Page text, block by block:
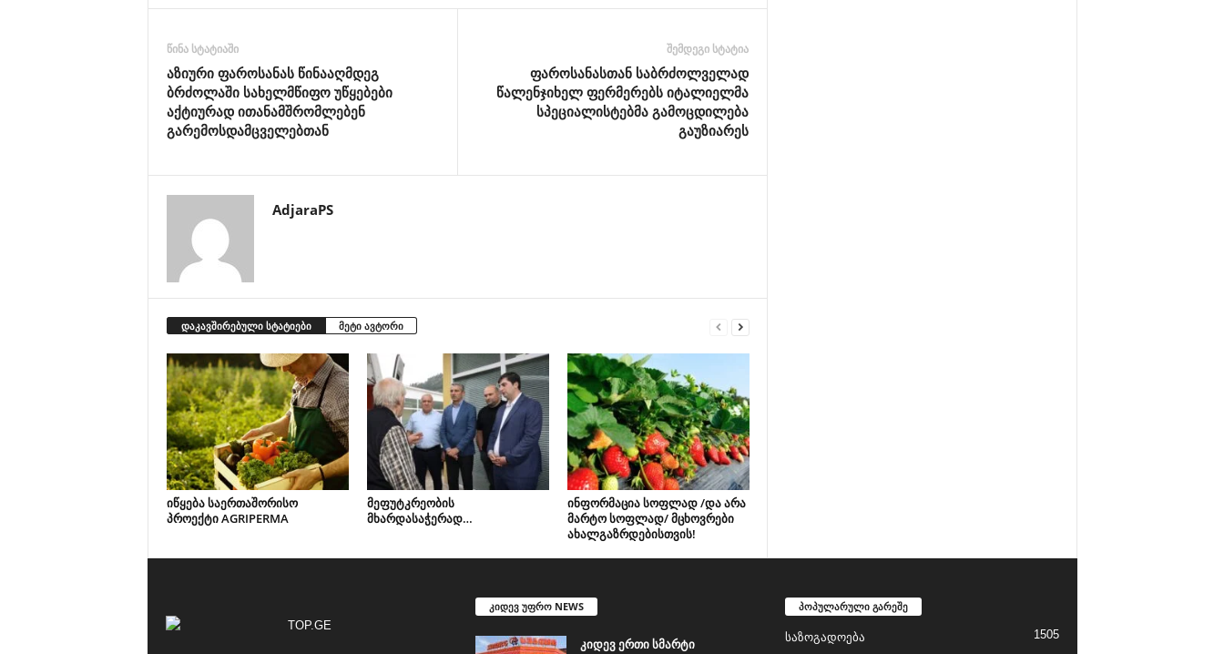
წინა სტატიაში
აზიური ფაროსანას წინააღმდეგ
ბრძოლაში სახელმწიფო უწყებები
აქტიურად ითანამშრომლებენ
გარემოსდამცველებთან
შემდეგი სტატია
ფაროსანასთან საბრძოლველად
წალენჯიხელ ფერმერებს იტალიელმა
სპეციალისტებმა გამოცდილება
გაუზიარეს
AdjaraPS
დაკავშირებული სტატიები მეტი ავტორი
იწყება საერთაშორისო
პროექტი AGRIPERMA
მეფუტკრეობის
მხარდასაჭერად…
ინფორმაცია სოფლად /და არა
მარტო სოფლად/ მცხოვრები
ახალგაზრდებისთვის!
კიდევ უფრო NEWS
კიდევ ერთი სმარტი
პოპულარული გარეშე
საზოგადოება 1505